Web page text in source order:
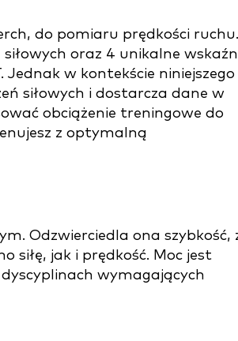
do pomiaru prędkości ruchu.
oraz 4 unikalne
w kontekście niniejszego
siłowych i dostarcza dane w
obciążenie treningowe do
z optymalną
Odzwierciedla ona szybkość,
siłę, jak i prędkość. Moc jest
wymagających